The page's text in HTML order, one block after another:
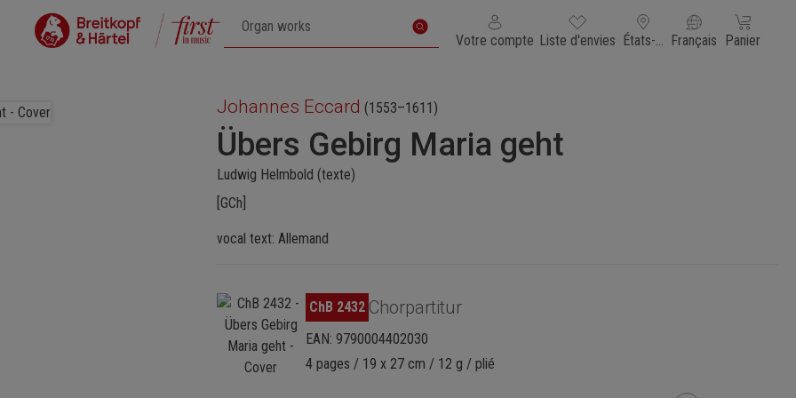
Votre compte Vous avez 0 articles dans votre liste de souhaits
Liste d'envies États-Unis d'Amérique
Français Le panier
Panier
Johannes Eccard (1553–1611)
Übers Gebirg Maria geht
Ludwig Helmbold (texte)
[GCh]
vocal text: Allemand
Ignorer la galerie d'images
ChB 2432 Chorpartitur
EAN: 9790004402030
4 pages / 19 x 27 cm / 12 g / plié